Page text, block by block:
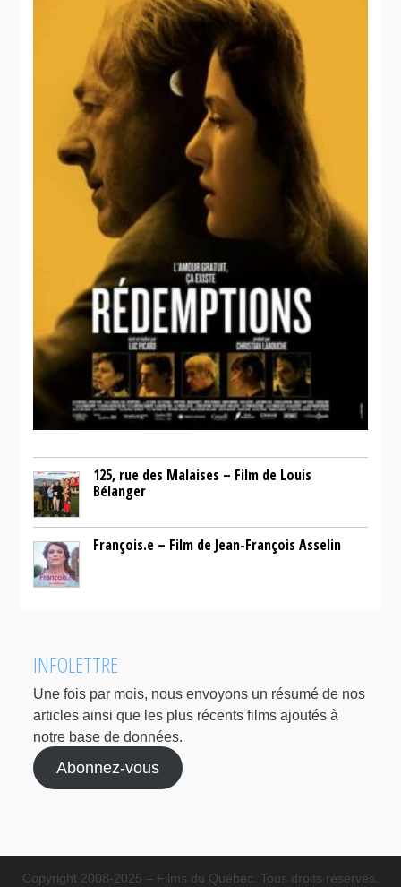
125, rue des Malaises – Film de Louis
Bélanger
François.e – Film de Jean-François Asselin
INFOLETTRE
Une fois par mois, nous envoyons un résumé de nos
articles ainsi que les plus récents films ajoutés à
notre base de données.
Abonnez-vous
Copyright 2008-2025 – Films du Québec. Tous droits réservés.